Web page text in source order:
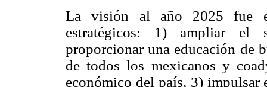
La visión al año 2025 fue
estratégicos: 1) ampliar el
proporcionar una educación de
de todos los mexicanos y
económico del país, 3) impulsar